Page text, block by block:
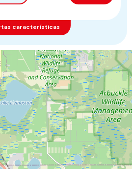
características